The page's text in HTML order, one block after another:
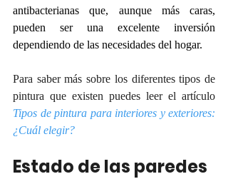
antibacterianas que, aunque más caras,
pueden ser una excelente inversión
dependiendo de las necesidades del hogar.
Para saber más sobre los diferentes tipos de
Tipos de pintura para interiores y exteriores:
¿Cuál elegir?
Estado de las paredes